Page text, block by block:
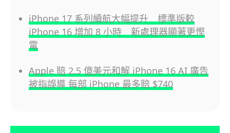
iPhone 17 系列續航大幅提升 標準版較
iPhone 16 增加 8 小時 新處理器顯著更慳
電
Apple 賠 2.5 億美元和解 iPhone 16 AI 廣告
被指誤導 每部 iPhone 最多賠 $740